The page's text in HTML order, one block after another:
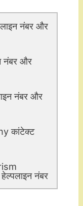
नंबर और
नंबर और
नंबर और
कांटेक्ट
नंबर